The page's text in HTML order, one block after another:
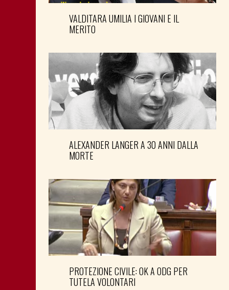
VALDITARA UMILIA I GIOVANI E IL
MERITO
ALEXANDER LANGER A 30 ANNI DALLA
MORTE
PROTEZIONE CIVILE: OK A ODG PER
TUTELA VOLONTARI